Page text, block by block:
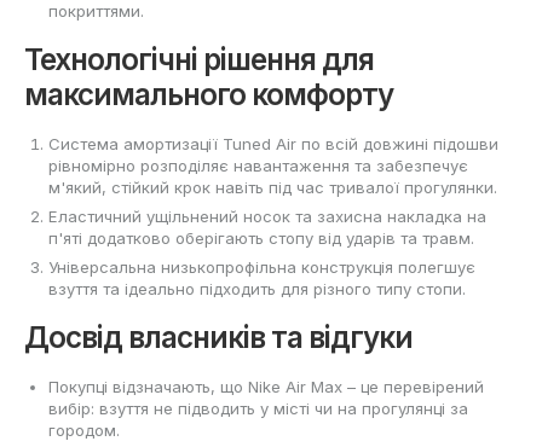
покриттями.
Технологічні рішення для
максимального комфорту
Система амортизації Tuned Air по всій довжині підошви
рівномірно розподіляє навантаження та забезпечує
м'який, стійкий крок навіть під час тривалої прогулянки.
Еластичний ущільнений носок та захисна накладка на
п'яті додатково оберігають стопу від ударів та травм.
Універсальна низькопрофільна конструкція полегшує
взуття та ідеально підходить для різного типу стопи.
Досвід власників та відгуки
Покупці відзначають, що Nike Air Max – це перевірений
вибір: взуття не підводить у місті чи на прогулянці за
городом.